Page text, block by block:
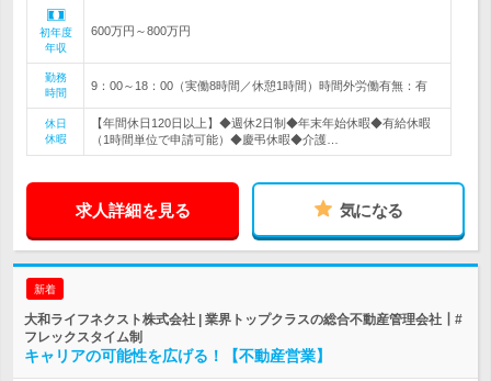
初年度
年収
600万円～800万円
勤務
時間
9：00～18：00（実働8時間／休憩1時間）時間外労働有無：有
休日
休暇
【年間休日120日以上】◆週休2日制◆年末年始休暇◆有給休暇
（1時間単位で申請可能）◆慶弔休暇◆介護…
求人詳細を見る 気になる
新着
大和ライフネクスト株式会社 | 業界トップクラスの総合不動産管理会社┃#
フレックスタイム制
キャリアの可能性を広げる！【不動産営業】